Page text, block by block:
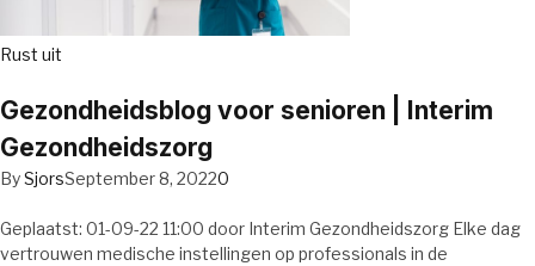
Rust uit
Gezondheidsblog voor senioren | Interim
Gezondheidszorg
BySjorsSeptember 8, 20220
Geplaatst: 01-09-22 11:00 door Interim Gezondheidszorg Elke dag
vertrouwen medische instellingen op professionals in de